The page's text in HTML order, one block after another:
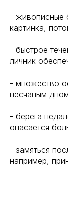
- живописные
картинка,
- быстрое
личник
- множество
песчаным
- берега
опасается
- замяться
например,